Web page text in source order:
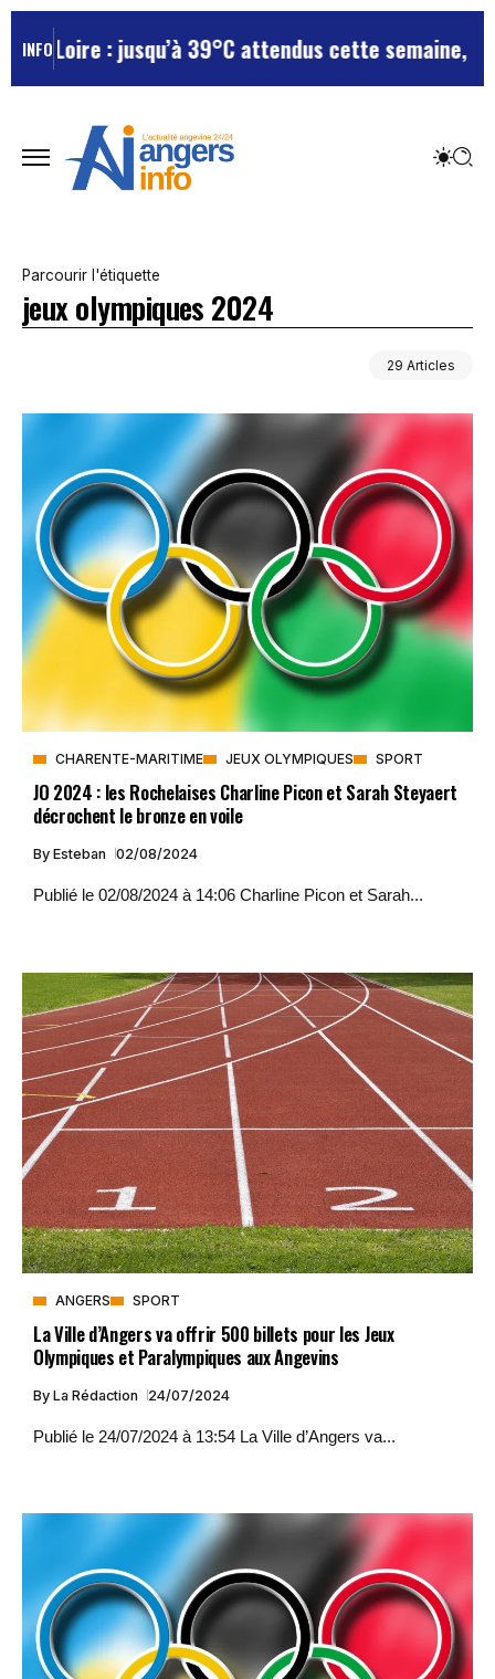
INFO 39°C attendus cette semaine, le
Parcourir l'étiquette
jeux olympiques 2024
29 Articles
CHARENTE-MARITIME JEUX OLYMPIQUES SPORT
JO 2024 : les Rochelaises Charline Picon et Sarah Steyaert
décrochent le bronze en voile
By Esteban 02/08/2024
Publié le 02/08/2024 à 14:06 Charline Picon et Sarah...
ANGERS SPORT
La Ville d’Angers va offrir 500 billets pour les Jeux
Olympiques et Paralympiques aux Angevins
By La Rédaction 24/07/2024
Publié le 24/07/2024 à 13:54 La Ville d’Angers va...